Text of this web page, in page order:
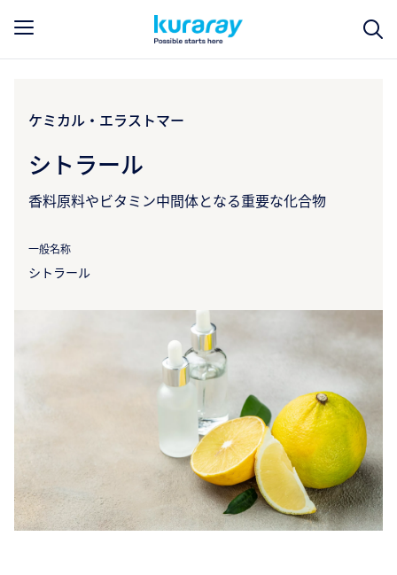
ケミカル・エラストマー
シトラール
香料原料やビタミン中間体となる重要な化合物
一般名称
シトラール